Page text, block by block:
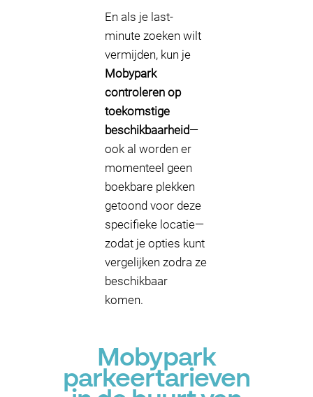
En als je last-
minute zoeken wilt
vermijden, kun je
Mobypark
controleren op
toekomstige
beschikbaarheid—
ook al worden er
momenteel geen
boekbare plekken
getoond voor deze
specifieke locatie—
zodat je opties kunt
vergelijken zodra ze
beschikbaar
komen.
Mobypark
parkeertarieven